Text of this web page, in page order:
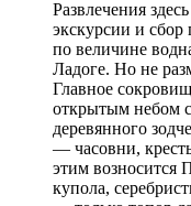
Развлечения
экскурсии и
по величине
Ладоге. Но не
Главное
открытым небом
деревянного
— часовни,
этим возносится
купола,